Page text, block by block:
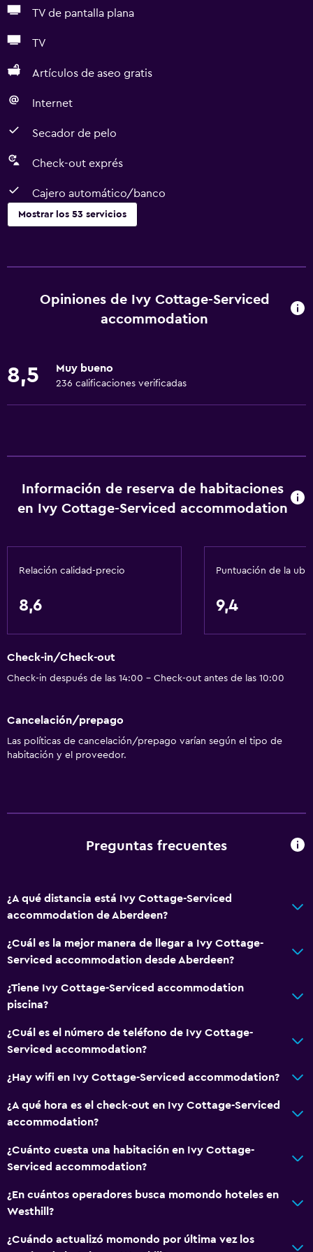
TV de pantalla plana
TV
Artículos de aseo gratis
Internet
Secador de pelo
Check-out exprés
Cajero automático/banco
Mostrar los 53 servicios
Wifi gratis
Artículos de aseo gratis
Champú
Toallas/ropa de cama (cargo adicional)
Papeleras
Accesibilidad y adecuación
Unidad ubicada en la planta baja
Para no fumadores
Secador de pelo
Ducha italiana
Comedor
Tetera eléctrica
Microondas
Utensilios de cocina
Nevera
General
Habitaciones insonorizadas
Alfombrado
Sistema de entretenimiento
Opiniones de Ivy Cottage-Serviced
accommodation
8,5 Muy bueno
236 calificaciones verificadas
Información de reserva de habitaciones
en Ivy Cottage-Serviced accommodation
Relación calidad-precio
8,6
Puntuación de la
9,4
Check-in/Check-out
Check-in después de las 14:00 - Check-out antes de las 10:00
Cancelación/prepago
Las políticas de cancelación/prepago varían según el tipo de
habitación y el proveedor.
Preguntas frecuentes
¿A qué distancia está Ivy Cottage-Serviced
accommodation de Aberdeen?
¿Cuál es la mejor manera de llegar a Ivy Cottage-
Serviced accommodation desde Aberdeen?
¿Tiene Ivy Cottage-Serviced accommodation
piscina?
¿Cuál es el número de teléfono de Ivy Cottage-
Serviced accommodation?
¿Hay wifi en Ivy Cottage-Serviced accommodation?
¿A qué hora es el check-out en Ivy Cottage-Serviced
accommodation?
¿Cuánto cuesta una habitación en Ivy Cottage-
Serviced accommodation?
¿En cuántos operadores busca momondo hoteles en
Westhill?
¿Cuándo actualizó momondo por última vez los